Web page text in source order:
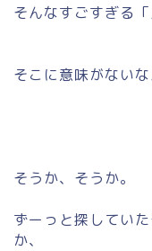
そんなすごすぎる
そこに意味がない
そうか、そうか。
ずーっと探してい
か、